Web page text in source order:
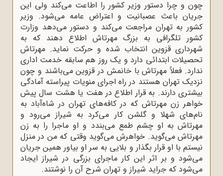
چون و چرا دستور وزیر کشور را اطاعت می‌کند ولی این
جریان باعث عصبانیت و اعتراض عامه می‌شود. وزیر
کشور به تهران مراجعت می‌کند و دستور می‌دهد وزارت
کشور تلگرافی به بزرگ مهرتاش اطلاع دهند که به
شهرداری قزوین انتخاب شده و حرکت نماید. مهرتاش
تحصیلات ابتدائی دارد و یک روز هم سابقه خدمت اداری
ندارد. فعلاً مهرتاش با خانمش در قزوین می‌باشند و چون
نزدیک تهران هستند در راه اجرای منویات پیراسته آمادگی
بیشتری دارند. به قرار اطلاع در هفت یا هشت سال پیش
خواهر زن مهرتاش که در کافه‌های تهران در شاه‌آباد به
نام‌های شهلا و گلشن کار می‌کرد به شیراز می‌رود و
مهرتاش به او چشم طمع می‌بندد و او ماجرا را به زن
مهرتاش می‌گوید. خواهرش می‌گوید وقتی که من در منزل
نیستم با او قرار بگذار و بلایی به سر او بیاور همین جریان
می‌شود و بر اثر این کار ماجرای بزرگی در شیراز ایجاد
می‌شود که جراید شیراز و تهران شرح آن را نوشتند.